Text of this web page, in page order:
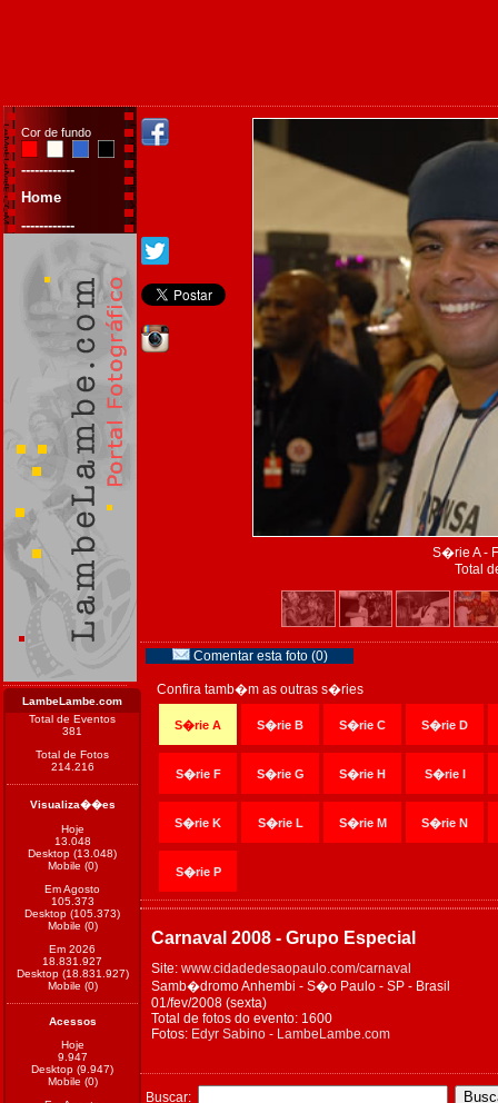
Cor de fundo
------------
Home
------------
LambeLambe.com
Total de Eventos
381
Total de Fotos
214.216
Visualiza��es
Hoje
13.048
Desktop (13.048)
Mobile (0)
Em Agosto
105.373
Desktop (105.373)
Mobile (0)
Em 2026
18.831.927
Desktop (18.831.927)
Mobile (0)
Acessos
Hoje
9.947
Desktop (9.947)
Mobile (0)
S�rie A -
Total
Comentar esta foto (0)
Confira tamb�m as outras s�ries
S�rie A S�rie B S�rie C S�rie D
S�rie F S�rie G S�rie H S�rie I
S�rie K S�rie L S�rie M S�rie N
S�rie P
Carnaval 2008 - Grupo Especial
Site: www.cidadedesaopaulo.com/carnaval
Samb�dromo Anhembi - S�o Paulo - SP - Brasil
01/fev/2008 (sexta)
Total de fotos do evento: 1600
Fotos: Edyr Sabino - LambeLambe.com
Buscar: